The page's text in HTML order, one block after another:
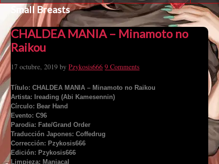
Small Breasts
CHALDEA MANIA – Minamoto no
Raikou
17 octubre, 2019 byPzykosis666 9 Comments
Título: CHALDEA MANIA – Minamoto no Raikou
Artista: Ireading (Abi Kamesennin)
Círculo: Bear Hand
Evento: C96
Parodia: Fate/Grand Order
Traducción Japones: Coffedrug
Corrección: Pzykosis666
Edición: Pzykosis666
Limpieza: Maniacal